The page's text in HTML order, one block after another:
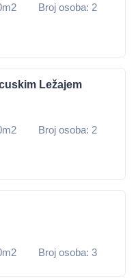
Broj osoba: 2
Ležajem
Broj osoba: 2
Broj osoba: 3